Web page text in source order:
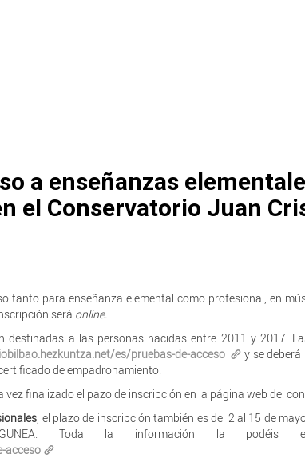
a enseñanzas
el Conservatorio Juan
tanto para enseñanza elemental como profesional, en
será online.
destinadas a las personas nacidas entre 2011 y 2017.
es/pruebas-de-acceso
y se
de empadronamiento.
finalizado el pazo de inscripción en la página web del
, el plazo de inscripción también es del 2 al 15 de
Toda la información la podéis
acceso